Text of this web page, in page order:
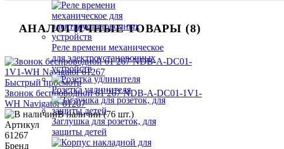
Реле времени механическое
для электроустановочных
устройств
Розетка удлинителя
Заглушка для розеток, для
защиты детей
АНАЛОГИЧНЫЕ ТОВАРЫ (8)
Быстрый просмотр
Звонок беспроводной 61 267 NDB-A-DC01-1V1-
WH Navigator 61267
В наличии (76 шт.)
Артикул
61267
Бренд